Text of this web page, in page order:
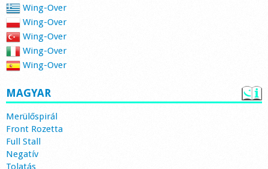
Wing-Over
Wing-Over
Wing-Over
Wing-Over
Wing-Over
MAGYAR
Merülőspirál
Front Rozetta
Full Stall
Negatív
Tolatás